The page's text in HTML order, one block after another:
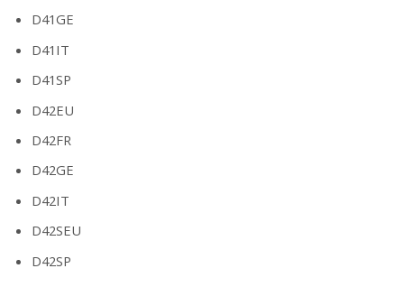
D41GE
D41IT
D41SP
D42EU
D42FR
D42GE
D42IT
D42SEU
D42SP